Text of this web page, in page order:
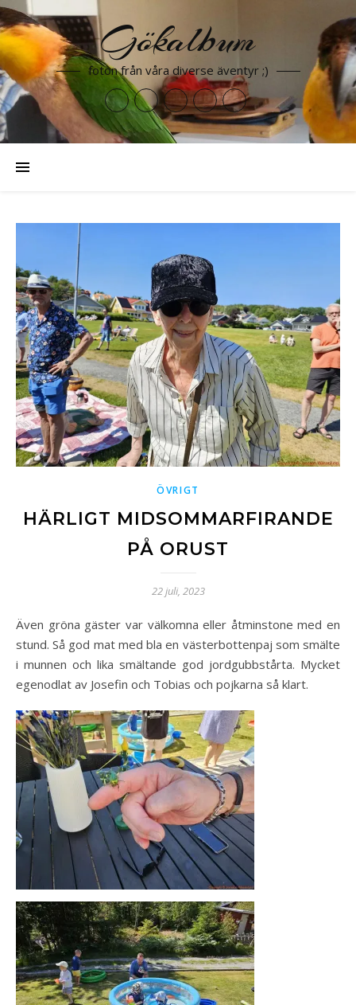
Gökalbum
foton från våra diverse äventyr ;)
ÖVRIGT
HÄRLIGT MIDSOMMARFIRANDE
PÅ ORUST
22 juli, 2023
Även gröna gäster var välkomna eller åtminstone med en
stund. Så god mat med bla en västerbottenpaj som smälte
i munnen och lika smältande god jordgubbstårta. Mycket
egenodlat av Josefin och Tobias och pojkarna så klart.